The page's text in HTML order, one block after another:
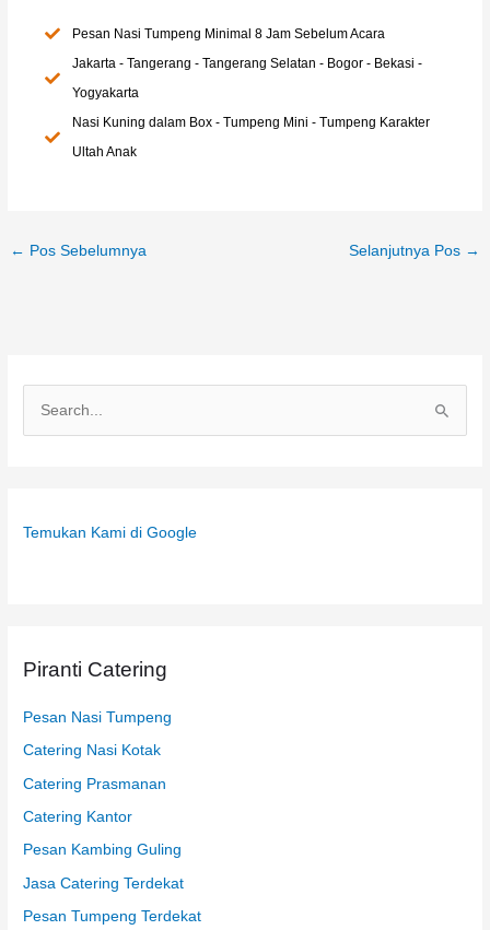
Pesan Nasi Tumpeng Minimal 8 Jam Sebelum Acara
Jakarta - Tangerang - Tangerang Selatan - Bogor - Bekasi -
Yogyakarta
Nasi Kuning dalam Box - Tumpeng Mini - Tumpeng Karakter
Ultah Anak
← Pos Sebelumnya Selanjutnya Pos →
u
:
Temukan Kami di Google
Piranti Catering
Pesan Nasi Tumpeng
Catering Nasi Kotak
Catering Prasmanan
Catering Kantor
Pesan Kambing Guling
Jasa Catering Terdekat
Pesan Tumpeng Terdekat